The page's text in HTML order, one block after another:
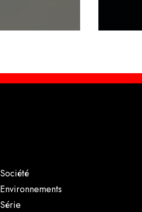
Société
Environnements
Série